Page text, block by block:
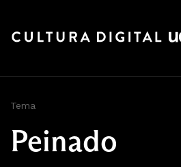
Tema
Peinado